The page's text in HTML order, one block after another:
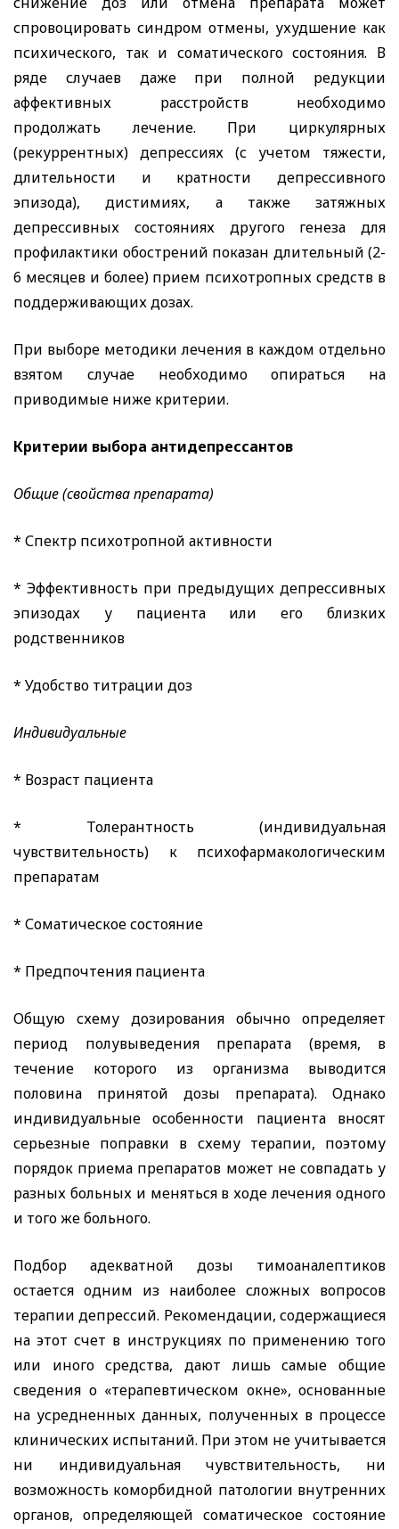
спровоцировать синдром отмены, ухудшение как
психического, так и соматического состояния. В
ряде случаев даже при полной редукции
аффективных расстройств необходимо
продолжать лечение. При циркулярных
(рекуррентных) депрессиях (с учетом тяжести,
длительности и кратности депрессивного
эпизода), дистимиях, а также затяжных
депрессивных состояниях другого генеза для
профилактики обострений показан длительный (2-
6 месяцев и более) прием психотропных средств в
поддерживающих дозах.
При выборе методики лечения в каждом отдельно
взятом случае необходимо опираться на
приводимые ниже критерии.
Критерии выбора антидепрессантов
Общие (свойства препарата)
* Спектр психотропной активности
* Эффективность при предыдущих депрессивных
эпизодах у пациента или его близких
родственников
* Удобство титрации доз
Индивидуальные
* Возраст пациента
* Толерантность (индивидуальная
чувствительность) к психофармакологическим
препаратам
* Соматическое состояние
* Предпочтения пациента
Общую схему дозирования обычно определяет
период полувыведения препарата (время, в
течение которого из организма выводится
половина принятой дозы препарата). Однако
индивидуальные особенности пациента вносят
серьезные поправки в схему терапии, поэтому
порядок приема препаратов может не совпадать у
разных больных и меняться в ходе лечения одного
и того же больного.
Подбор адекватной дозы тимоаналептиков
остается одним из наиболее сложных вопросов
терапии депрессий. Рекомендации, содержащиеся
на этот счет в инструкциях по применению того
или иного средства, дают лишь самые общие
сведения о «терапевтическом окне», основанные
на усредненных данных, полученных в процессе
клинических испытаний. При этом не учитывается
ни индивидуальная чувствительность, ни
возможность коморбидной патологии внутренних
органов, определяющей соматическое состояние